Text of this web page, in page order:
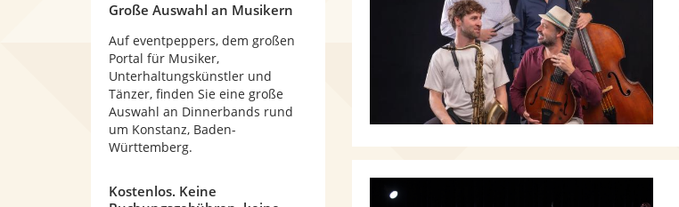
Große Auswahl an Musikern
Auf eventpeppers, dem großen
Portal für Musiker,
Unterhaltungskünstler und
Tänzer, finden Sie eine große
Auswahl an Dinnerbands rund
um Konstanz, Baden-
Württemberg.
Kostenlos. Keine